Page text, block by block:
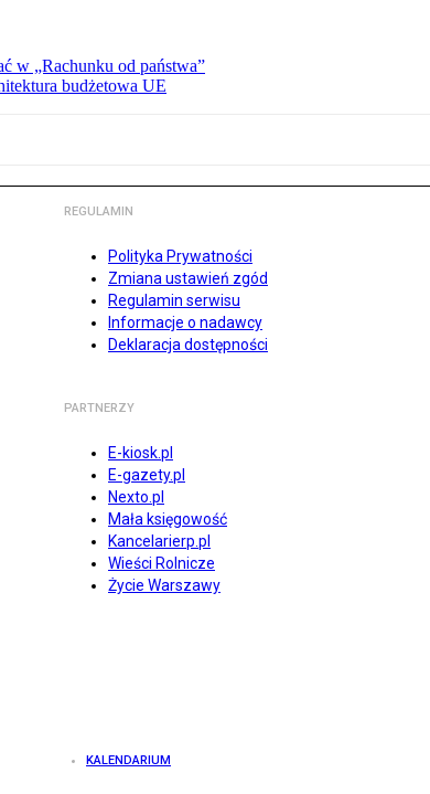
w „Rachunku od państwa”
budżetowa UE
REGULAMIN
Polityka Prywatności
Zmiana ustawień zgód
Regulamin serwisu
Informacje o nadawcy
Deklaracja dostępności
PARTNERZY
E-kiosk.pl
E-gazety.pl
Nexto.pl
Mała księgowość
Kancelarierp.pl
Wieści Rolnicze
Życie Warszawy
KALENDARIUM